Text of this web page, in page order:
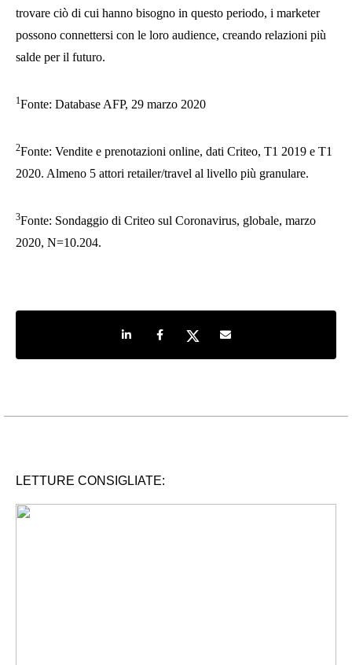
trovare ciò di cui hanno bisogno in questo periodo, i marketer
possono connettersi con le loro audience, creando relazioni più
salde per il futuro.
1Fonte: Database AFP, 29 marzo 2020
2Fonte: Vendite e prenotazioni online, dati Criteo, T1 2019 e T1
2020. Almeno 5 attori retailer/travel al livello più granulare.
3Fonte: Sondaggio di Criteo sul Coronavirus, globale, marzo
2020, N=10.204.
Share on LinkedIn
Share on Facebook
Share on TwitterShare by e-mail
LETTURE CONSIGLIATE: